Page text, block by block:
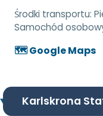
Środki transportu:
Samochód
🗺️ Google Maps
Karlskrona